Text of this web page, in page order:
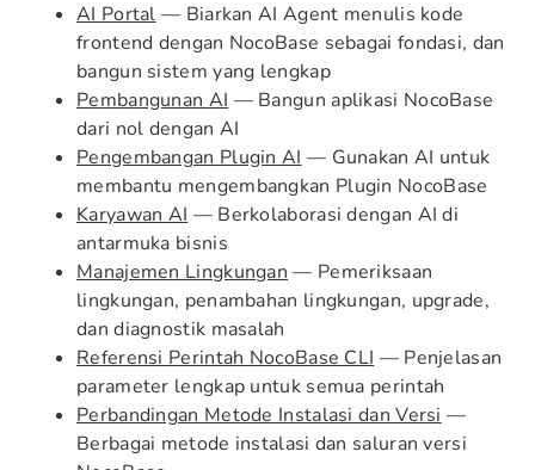
AI Portal — Biarkan AI Agent menulis kode
frontend dengan NocoBase sebagai fondasi, dan
bangun sistem yang lengkap
Pembangunan AI — Bangun aplikasi NocoBase
dari nol dengan AI
Pengembangan Plugin AI — Gunakan AI untuk
membantu mengembangkan Plugin NocoBase
Karyawan AI — Berkolaborasi dengan AI di
antarmuka bisnis
Manajemen Lingkungan — Pemeriksaan
lingkungan, penambahan lingkungan, upgrade,
dan diagnostik masalah
Referensi Perintah NocoBase CLI — Penjelasan
parameter lengkap untuk semua perintah
Perbandingan Metode Instalasi dan Versi —
Berbagai metode instalasi dan saluran versi